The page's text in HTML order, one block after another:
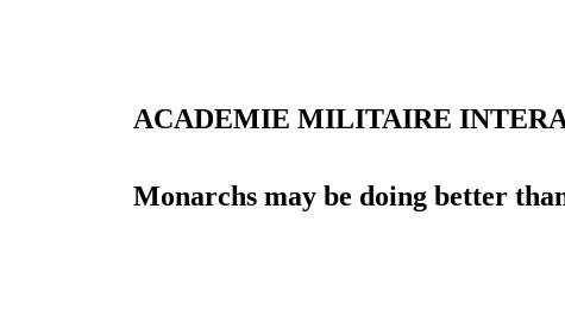
ACADEMIE MILITAIRE
Monarchs may be doing better